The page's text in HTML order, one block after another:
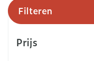
Filteren
Prijs